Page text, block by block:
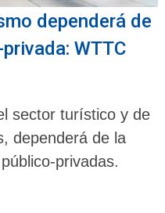
dependerá de
WTTC
sector turístico y de
dependerá de la
privadas.